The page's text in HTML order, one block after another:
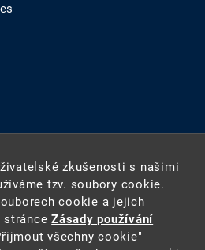
zkušenosti s našimi
tzv. soubory cookie.
cookie a jejich
stránceZásady používání
všechny cookie"